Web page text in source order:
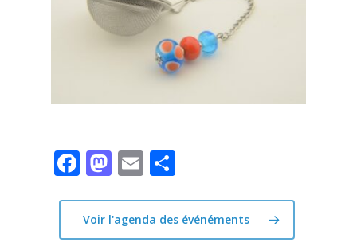
Facebook
Mastodon
Email
Voir l'agenda des événéments